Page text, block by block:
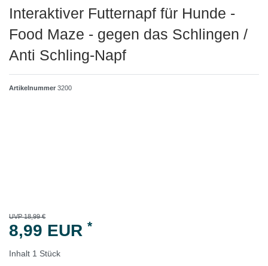
Interaktiver Futternapf für Hunde -
Food Maze - gegen das Schlingen /
Anti Schling-Napf
Artikelnummer 3200
UVP 18,99 €
8,99 EUR *
Inhalt 1 Stück